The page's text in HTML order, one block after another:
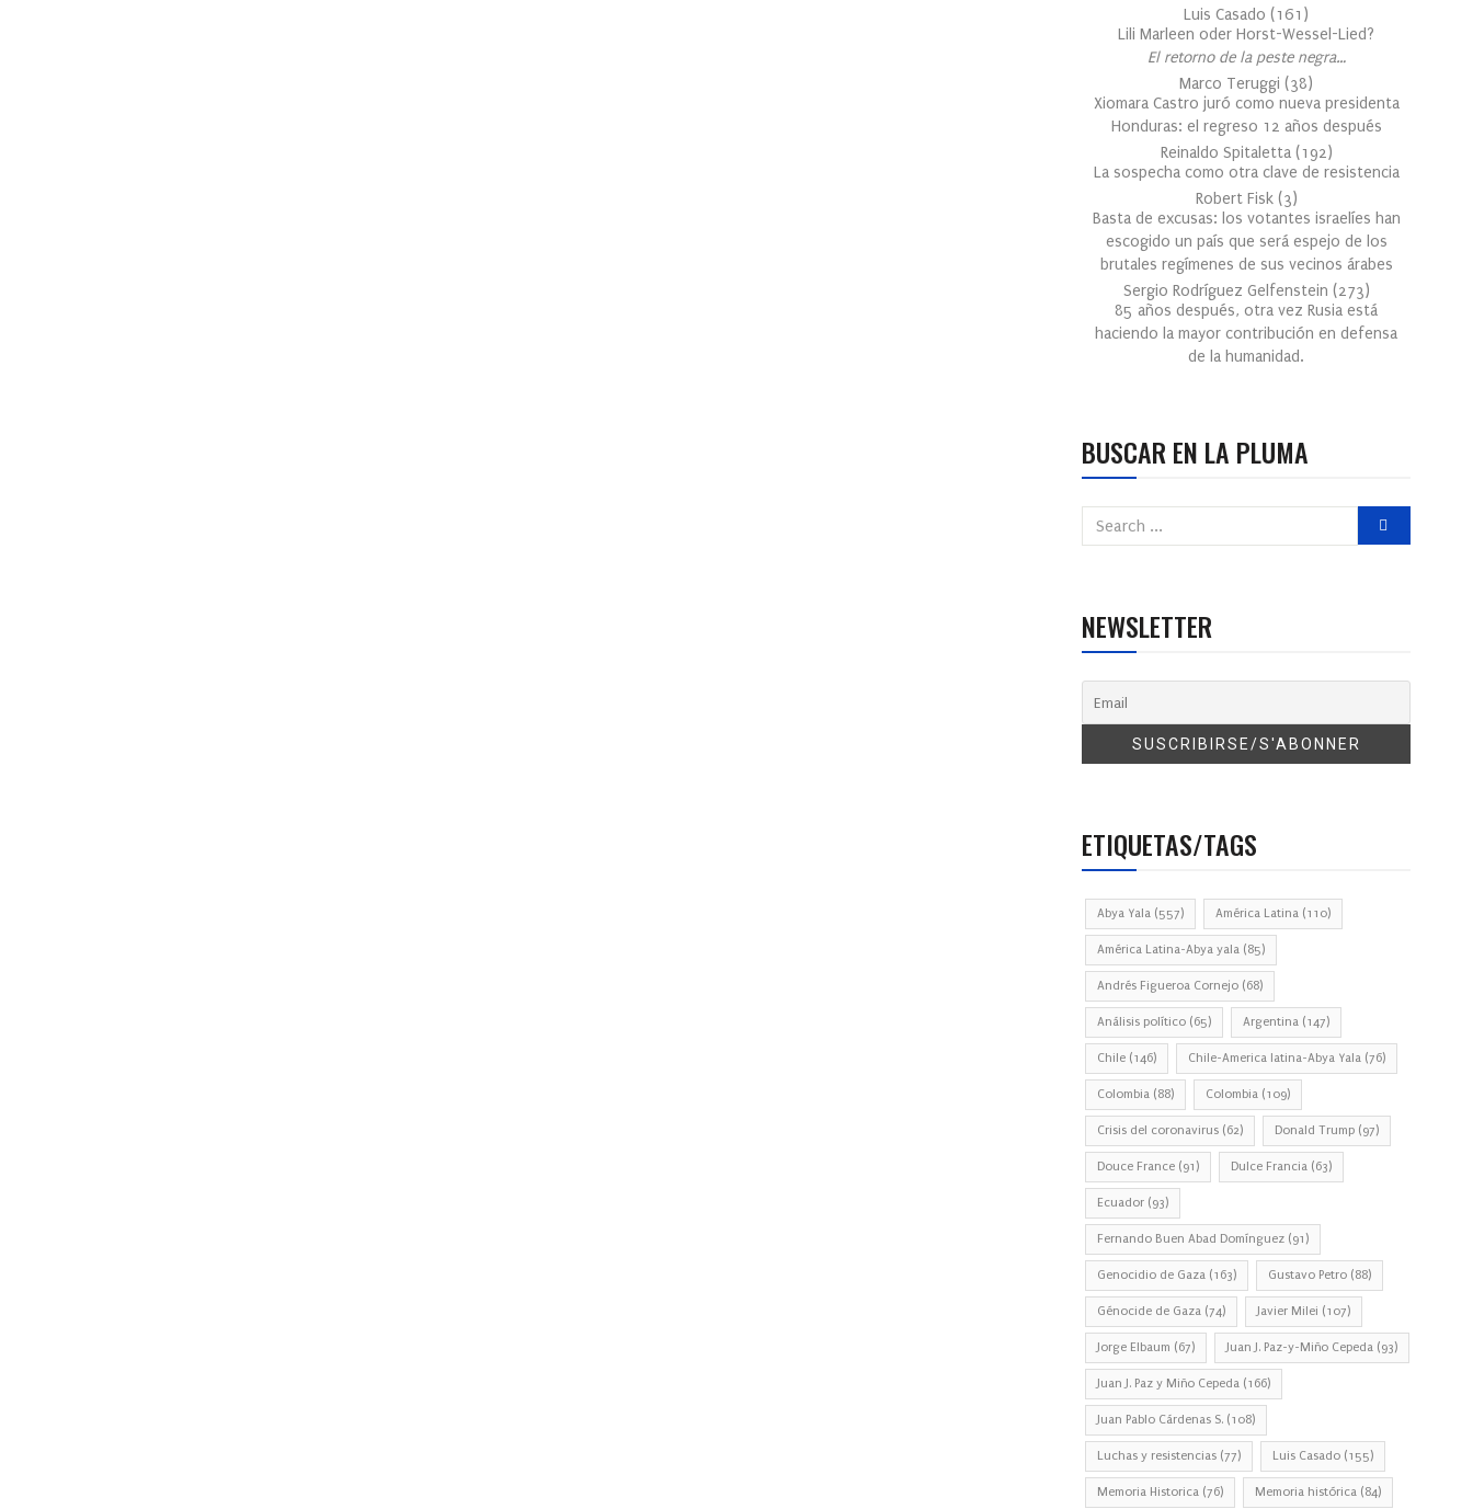
Luis Casado (161 )
Lili Marleen oder Horst-Wessel-Lied?
El retorno de la peste negra…
Marco Teruggi (38)
Xiomara Castro juró como nueva presidenta
Honduras: el regreso 12 años después
Reinaldo Spitaletta (192)
La sospecha como otra clave de resistencia
Robert Fisk (3)
Basta de excusas: los votantes israelíes han
escogido un país que será espejo de los
brutales regímenes de sus vecinos árabes
Sergio Rodríguez Gelfenstein (273)
85 años después, otra vez Rusia está
haciendo la mayor contribución en defensa
de la humanidad.
BUSCAR EN LA PLUMA
NEWSLETTER
ETIQUETAS/TAGS
Abya Yala (557) América Latina (110)
América Latina-Abya yala (85)
Andrés Figueroa Cornejo (68)
Análisis político (65) Argentina (147)
Chile (146) Chile-America latina-Abya Yala (76)
Colombia (88) Colombia (109)
Crisis del coronavirus (62) Donald Trump (97)
Douce France (91) Dulce Francia (63)
Ecuador (93)
Fernando Buen Abad Domínguez (91)
Genocidio de Gaza (163) Gustavo Petro (88)
Génocide de Gaza (74) Javier Milei (107)
Jorge Elbaum (67) Juan J. Paz-y-Miño Cepeda (93)
Juan J. Paz y Miño Cepeda (166)
Juan Pablo Cárdenas S. (108)
Luchas y resistencias (77) Luis Casado (155)
Memoria Historica (76) Memoria histórica (84)